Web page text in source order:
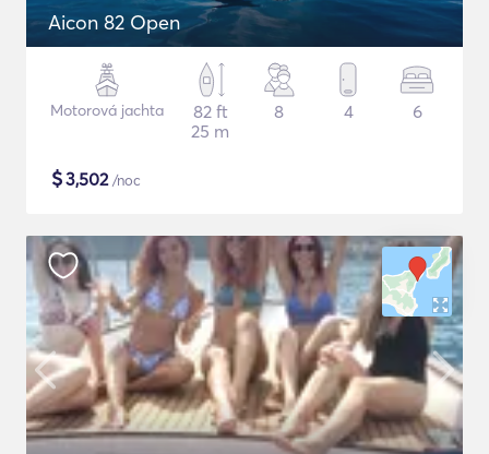
Aicon 82 Open
Motorová jachta
82 ft
25 m
8 4 6
$3,502/noc